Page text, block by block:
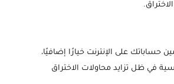
حساباتك على الإنترنت خيارًا إضافيًا،
في ظل تزايد محاولات الاختراق